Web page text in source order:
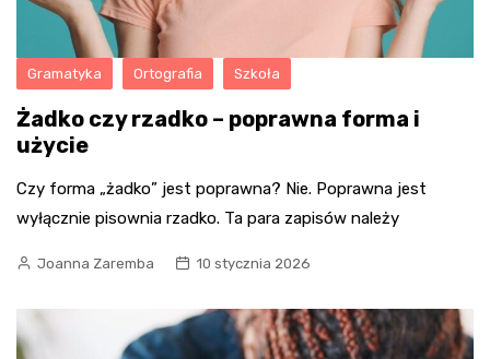
Gramatyka Ortografia Szkoła
Żadko czy rzadko – poprawna forma i
użycie
Czy forma „żadko” jest poprawna? Nie. Poprawna jest
wyłącznie pisownia rzadko. Ta para zapisów należy
Joanna Zaremba 10 stycznia 2026